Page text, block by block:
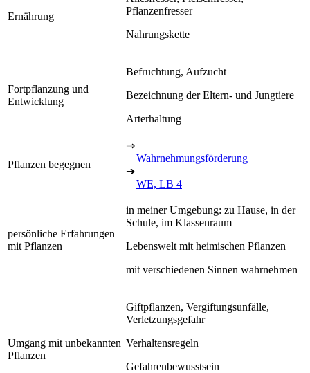
Ernährung
Pflanzenfresser
Nahrungskette
Fortpflanzung und
Entwicklung
Befruchtung, Aufzucht
Bezeichnung der Eltern- und Jungtiere
Arterhaltung
Pflanzen begegnen
⇒
Wahrnehmungsförderung
➔
WE, LB 4
persönliche Erfahrungen
mit Pflanzen
in meiner Umgebung: zu Hause, in der
Schule, im Klassenraum
Lebenswelt mit heimischen Pflanzen
mit verschiedenen Sinnen wahrnehmen
Umgang mit unbekannten
Pflanzen
Giftpflanzen, Vergiftungsunfälle,
Verletzungsgefahr
Verhaltensregeln
Gefahrenbewusstsein